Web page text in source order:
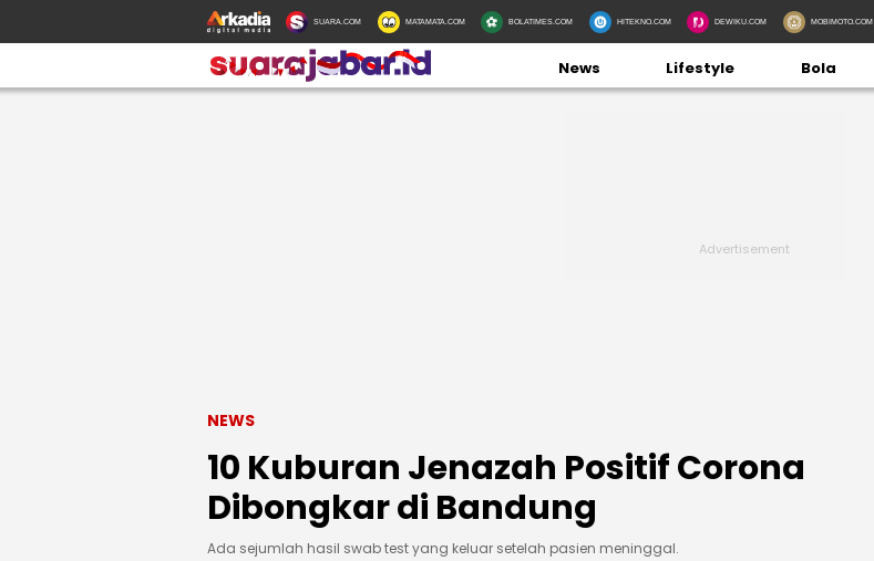
SUARA.COM MATAMATA.COM BOLATIMES.COM HITEKNO.COM DEWIKU.COM MOBIMOTO.COM
News Lifestyle Bola
NEWS
10 Kuburan Jenazah Positif Corona
Dibongkar di Bandung
Ada sejumlah hasil swab test yang keluar setelah pasien meninggal.